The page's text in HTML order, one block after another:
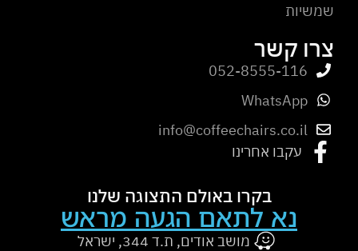
שמשיות
צרו קשר
052-8555-116
WhatsApp
info@coffeechairs.co.il
עקבו אחרינו
בקרו באולם התצוגה שלנו
נא לתאם הגעה מראש
מושב אודים, ת.ד 344, ישראל